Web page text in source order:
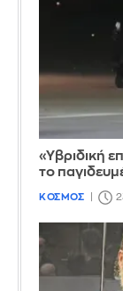
«Υβριδική
το
ΚΟΣΜΟΣ